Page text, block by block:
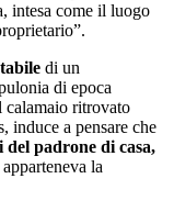
intesa come il luogo
di un
di epoca
calamaio ritrovato
induce a pensare che
del padrone di casa,
la